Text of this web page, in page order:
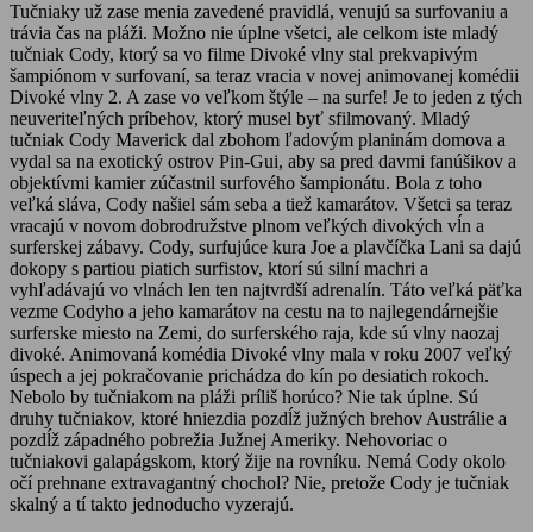
Tučniaky už zase menia zavedené pravidlá, venujú sa surfovaniu a
trávia čas na pláži. Možno nie úplne všetci, ale celkom iste mladý
tučniak Cody, ktorý sa vo filme Divoké vlny stal prekvapivým
šampiónom v surfovaní, sa teraz vracia v novej animovanej komédii
Divoké vlny 2. A zase vo veľkom štýle – na surfe! Je to jeden z tých
neuveriteľných príbehov, ktorý musel byť sfilmovaný. Mladý
tučniak Cody Maverick dal zbohom ľadovým planinám domova a
vydal sa na exotický ostrov Pin-Gui, aby sa pred davmi fanúšikov a
objektívmi kamier zúčastnil surfového šampionátu. Bola z toho
veľká sláva, Cody našiel sám seba a tiež kamarátov. Všetci sa teraz
vracajú v novom dobrodružstve plnom veľkých divokých vĺn a
surferskej zábavy. Cody, surfujúce kura Joe a plavčíčka Lani sa dajú
dokopy s partiou piatich surfistov, ktorí sú silní machri a
vyhľadávajú vo vlnách len ten najtvrdší adrenalín. Táto veľká päťka
vezme Codyho a jeho kamarátov na cestu na to najlegendárnejšie
surferske miesto na Zemi, do surferského raja, kde sú vlny naozaj
divoké. Animovaná komédia Divoké vlny mala v roku 2007 veľký
úspech a jej pokračovanie prichádza do kín po desiatich rokoch.
Nebolo by tučniakom na pláži príliš horúco? Nie tak úplne. Sú
druhy tučniakov, ktoré hniezdia pozdĺž južných brehov Austrálie a
pozdĺž západného pobrežia Južnej Ameriky. Nehovoriac o
tučniakovi galapágskom, ktorý žije na rovníku. Nemá Cody okolo
očí prehnane extravagantný chochol? Nie, pretože Cody je tučniak
skalný a tí takto jednoducho vyzerajú.